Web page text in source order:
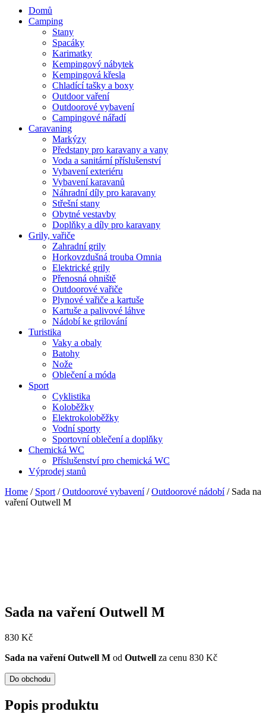
Domů
Camping
Stany
Spacáky
Karimatky
Kempingový nábytek
Kempingová křesla
Chladící tašky a boxy
Outdoor vaření
Outdoorové vybavení
Campingové nářadí
Caravaning
Markýzy
Předstany pro karavany a vany
Voda a sanitární příslušenství
Vybavení exteriéru
Vybavení karavanů
Náhradní díly pro karavany
Střešní stany
Obytné vestavby
Doplňky a díly pro karavany
Grily, vařiče
Zahradní grily
Horkovzdušná trouba Omnia
Elektrické grily
Přenosná ohniště
Outdoorové vařiče
Plynové vařiče a kartuše
Kartuše a palivové láhve
Nádobí ke grilování
Turistika
Vaky a obaly
Batohy
Nože
Oblečení a móda
Sport
Cyklistika
Koloběžky
Elektrokoloběžky
Vodní sporty
Sportovní oblečení a doplňky
Chemická WC
Příslušenství pro chemická WC
Výprodej stanů
Home / Sport /Outdoorové vybavení/Outdoorové nádobí/ Sada na
vaření Outwell M
Sada na vaření Outwell M
830 Kč
Sada na vaření Outwell M od Outwell za cenu 830 Kč
Do obchodu
Popis produktu